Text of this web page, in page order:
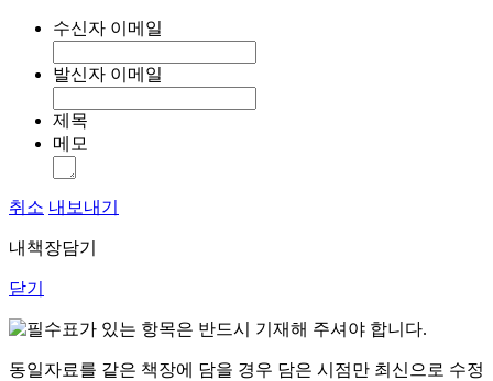
수신자 이메일
발신자 이메일
제목
메모
취소 내보내기
내책장담기
닫기
표가 있는 항목은 반드시 기재해 주셔야 합니다.
동일자료를 같은 책장에 담을 경우 담은 시점만 최신으로 수정